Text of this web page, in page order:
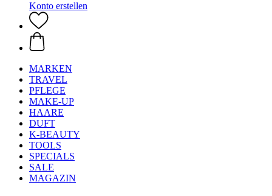
Konto erstellen
MARKEN
TRAVEL
PFLEGE
MAKE-UP
HAARE
DUFT
K-BEAUTY
TOOLS
SPECIALS
SALE
MAGAZIN